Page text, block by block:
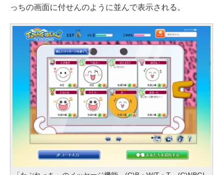
っちの画面に付せんのように並んで表示される。